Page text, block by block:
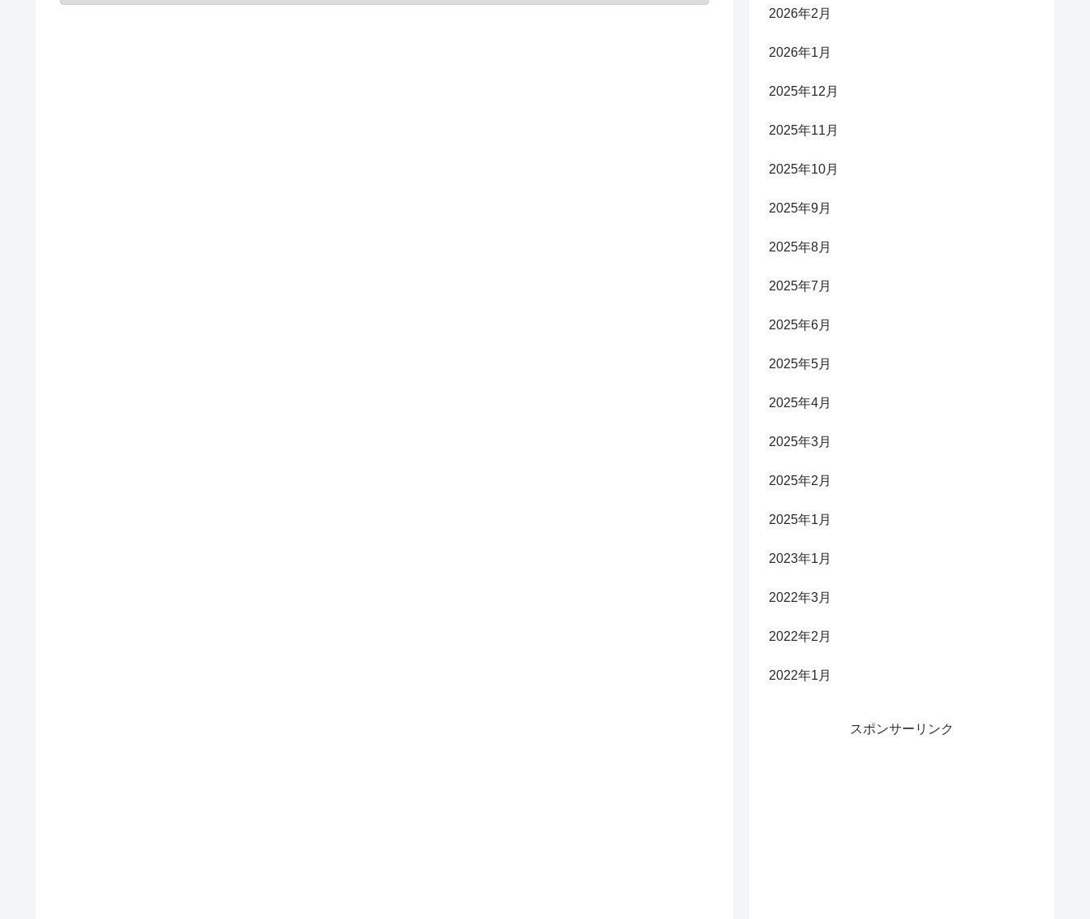
2026年2月
2026年1月
2025年12月
2025年11月
2025年10月
2025年9月
2025年8月
2025年7月
2025年6月
2025年5月
2025年4月
2025年3月
2025年2月
2025年1月
2023年1月
2022年3月
2022年2月
2022年1月
スポンサーリンク